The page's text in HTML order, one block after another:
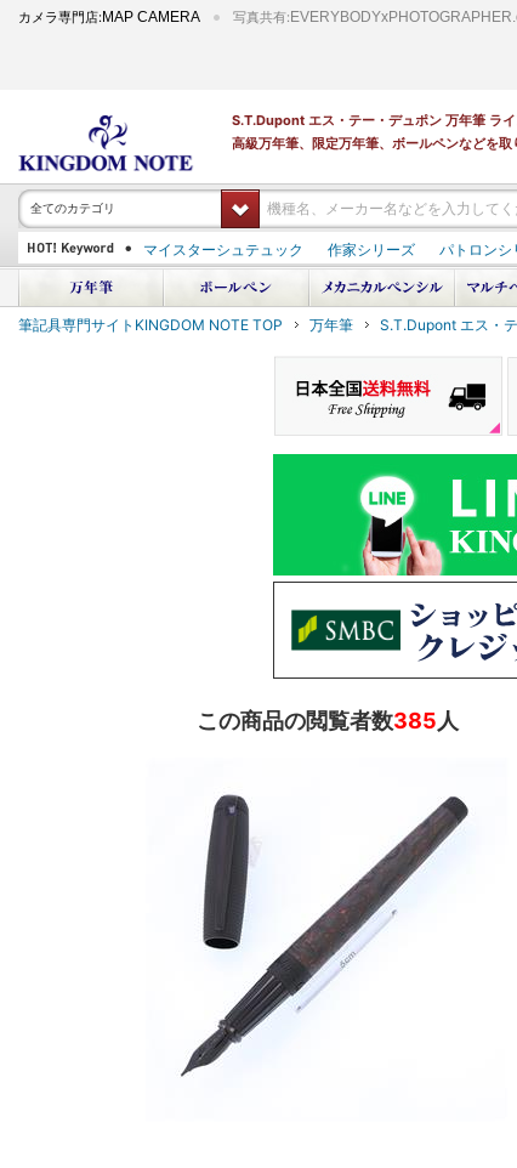
カメラ専門店:MAP CAMERA 写真共有:
S.T.Dupont エス・テー・デュポン 万年筆 ラ
高級万年筆、限定万年筆、ボールペンなどを
全てのカテゴリ
マイスターシュテュック 作家シリーズ パトロンシ
PILOT 蒔絵
ダイアミン ボトルインク
筆記具専門サイトKINGDOM NOTE TOP 万年筆 S.T.Dupont エス・
この商品の閲覧者数385人